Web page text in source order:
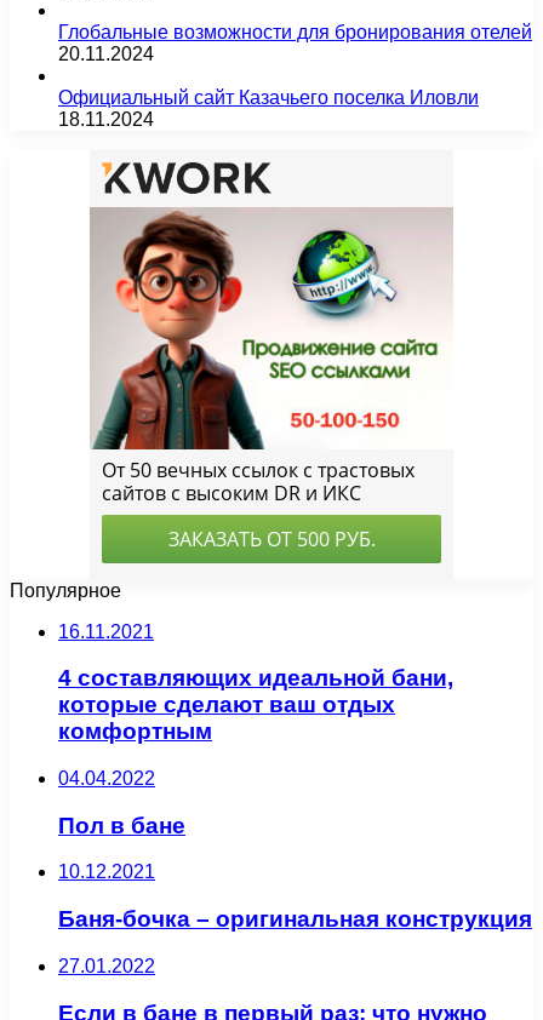
Глобальные возможности для бронирования отелей
20.11.2024
Официальный сайт Казачьего поселка Иловли
18.11.2024
Популярное
16.11.2021
4 составляющих идеальной бани,
которые сделают ваш отдых
комфортным
04.04.2022
Пол в бане
10.12.2021
Баня-бочка – оригинальная конструкция
27.01.2022
Если в бане в первый раз: что нужно